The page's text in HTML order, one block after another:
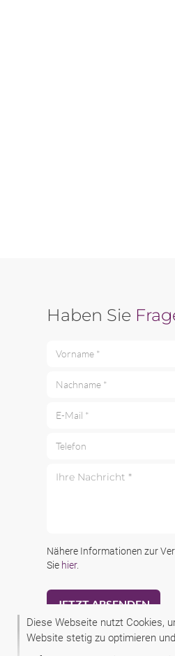
Diese Webseite nutzt Cookies,
Website stetig zu optimieren
Haben Sie
Vorname *
Nachname *
E-Mail *
Telefon
Nähere Informationen zur
Sie hier.